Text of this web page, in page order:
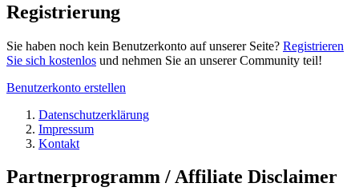
Registrierung
Sie haben noch kein Benutzerkonto auf unserer Seite? Registrieren
Sie sich kostenlos und nehmen Sie an unserer Community teil!
Benutzerkonto erstellen
Datenschutzerklärung
Impressum
Kontakt
Partnerprogramm / Affiliate Disclaimer